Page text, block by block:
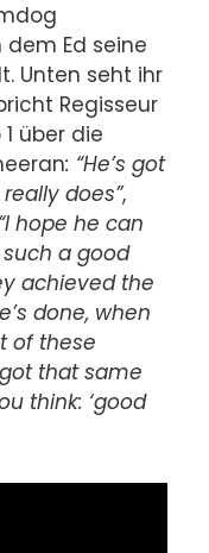
dem Ed seine
Unten seht ihr
Regisseur
über die
: “He’s got
does”,
“I hope he can
a good
achieved the
done, when
of these
that same
think: ‘good